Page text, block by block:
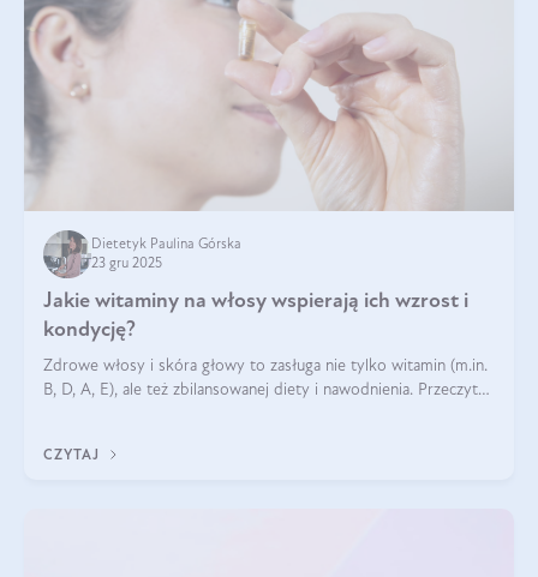
Dietetyk Paulina Górska
23 gru 2025
Jakie witaminy na włosy wspierają ich wzrost i
kondycję?
Zdrowe włosy i skóra głowy to zasługa nie tylko witamin (m.in.
B, D, A, E), ale też zbilansowanej diety i nawodnienia. Przeczytaj
CZYTAJ